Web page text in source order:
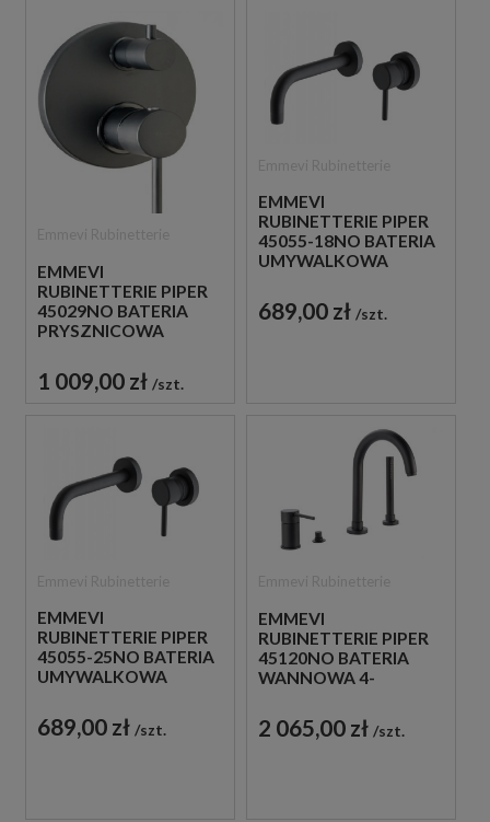
EMMEVI
RUBINETTERIE PIPER
45029NO BATERIA
PRYSZNICOWA
DROŻNA
JEDNOUCHWYTOWA
1 009,00 zł szt.
EMMEVI
RUBINETTERIE PIPER
45055-18NO BATERIA
UMYWALKOWA
JEDNOUCHWYTOWA
CZARNA
689,00 zł szt.
EMMEVI
RUBINETTERIE PIPER
45055-25NO BATERIA
UMYWALKOWA
JEDNOUCHWYTOWA
CZARNA
689,00 zł szt.
EMMEVI
RUBINETTERIE PIPER
45120NO BATERIA
WANNOWA 4-
JEDNOUCHWYTOWA
CZARNA
2 065,00 zł szt.